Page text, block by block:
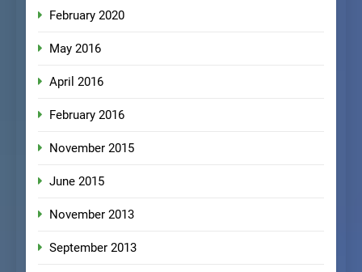
February 2020
May 2016
April 2016
February 2016
November 2015
June 2015
November 2013
September 2013